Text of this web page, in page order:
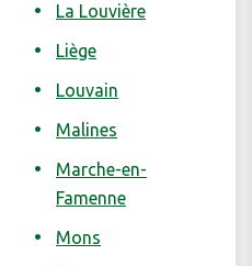
La Louvière
Liège
Louvain
Malines
Marche-en-
Famenne
Mons